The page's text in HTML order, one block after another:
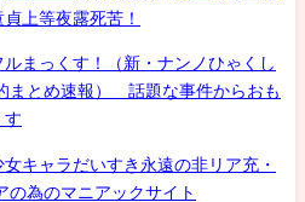
上等夜露死苦！
まっくす！（新・ナンノひゃくし
まとめ速報） 話題な事件からおも
す
キャラだいすき永遠の非リア充・
の為のマニアックサイト